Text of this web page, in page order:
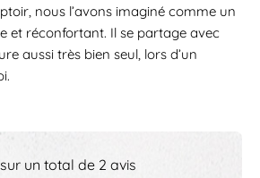
nous l’avons imaginé comme un
et réconfortant. Il se partage avec
aussi très bien seul, lors d’un
sur un total de 2 avis